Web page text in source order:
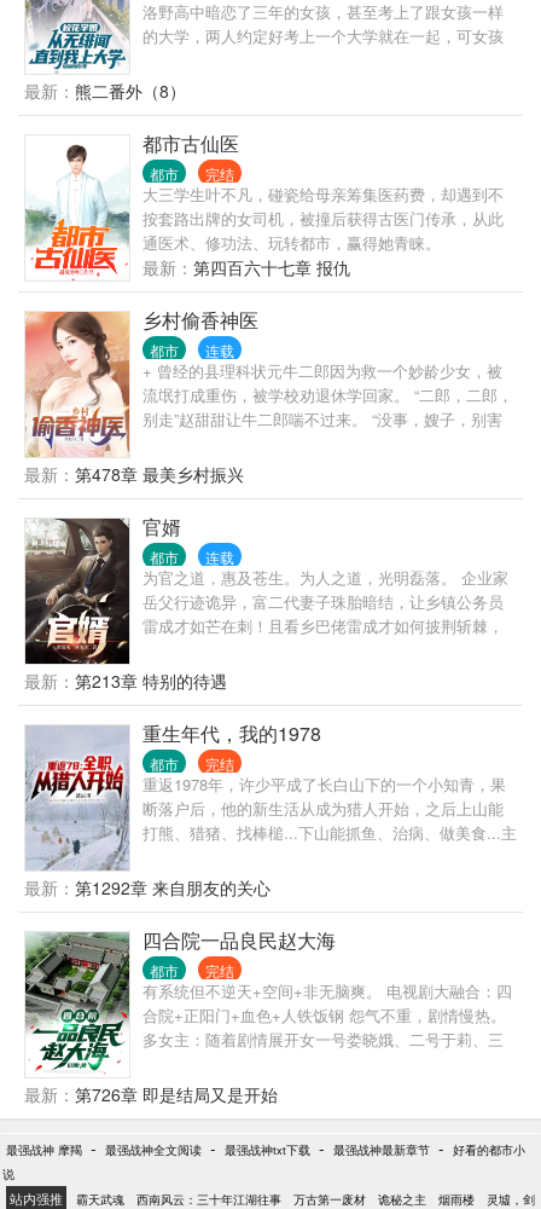
洛野高中暗恋了三年的女孩，甚至考上了跟女孩一样
的大学，两人约定好考上一个大学就在一起，可女孩
想到大学还没开学，他写的小说冲上了平台榜首，他
竟然火了…… 上大学后，洛野原以为自己再也不会谈
恋爱，却偶然相识了高冷学姐。 洛野决定，要偷偷跟
学姐谈恋爱，然后惊艳所有人。 等他和高冷学姐手拉
手出现在学校里的时候，全校都震惊了。 高冷校花苏
白粥的身边竟然出现了男人？ 这时，暗恋三年的女孩
却发现自己心里是有他的，于是再次展开了对洛野的
追求。 “抱歉，小学弟已经是我的人了。”苏白粥强势
的说道。 …… “后来呢？洛野先生，您跟知名漫画家
袋，看着那个绝美的身影，轻声笑道:“她偷偷把我的书
给漫画改编了……”
最新： 熊二番外（8）
都市古仙医
都市 完结
大三学生叶不凡，碰瓷给母亲筹集医药费，却遇到不
按套路出牌的女司机，被撞后获得古医门传承，从此
通医术、修功法、玩转都市，赢得她青睐。
最新： 第四百六十七章 报仇
乡村偷香神医
都市 连载
+ 曾经的县理科状元牛二郎因为救一个妙龄少女，被
流氓打成重伤，被学校劝退休学回家。 “二郎，二郎，
别走”赵甜甜让牛二郎喘不过来。 “没事，嫂子，别害
最新： 第478章 最美乡村振兴
官婿
都市 连载
为官之道，惠及苍生。为人之道，光明磊落。 企业家
岳父行迹诡异，富二代妻子珠胎暗结，让乡镇公务员
雷成才如芒在刺！且看乡巴佬雷成才如何披荆斩棘，
最新： 第213章 特别的待遇
重生年代，我的1978
都市 完结
重返1978年，许少平成了长白山下的一个小知青，果
断落户后，他的新生活从成为猎人开始，之后上山能
打熊、猎猪、找棒槌...下山能抓鱼、治病、做美食...主
改革开放将起，全民经济即将起飞，面对长白山这个
巨大的宝库，许少平由此开启了他的重返人生！！！
最新： 第1292章 来自朋友的关心
四合院一品良民赵大海
都市 完结
有系统但不逆天+空间+非无脑爽。 电视剧大融合：四
合院+正阳门+血色+人铁饭钢 怨气不重，剧情慢热。
多女主：随着剧情展开女一号娄晓娥、二号于莉、三
到了六十年代，作为穿越者他没有改变历史进程的雄
心壮志，只是想通过自身的努力，让自己以后过上稍
最新： 第726章 即是结局又是开始
最强战神 摩羯 - 最强战神全文阅读 - 最强战神txt下载 - 最强战神最新章节 - 好看的都市小
说
站内强推 霸天武魂 西南风云：三十年江湖往事 万古第一废材 诡秘之主 烟雨楼
灵墟，剑